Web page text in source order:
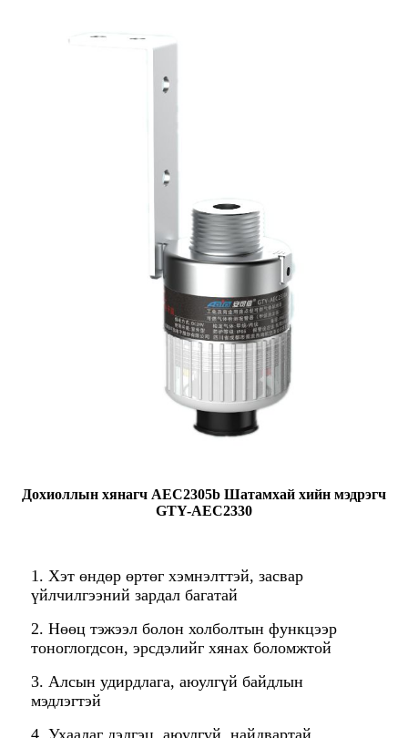
Дохиоллын хянагч AEC2305b Шатамхай хийн мэдрэгч
GTY-AEC2330
1. Хэт өндөр өртөг хэмнэлттэй, засвар
үйлчилгээний зардал багатай
2. Нөөц тэжээл болон холболтын функцээр
тоноглогдсон, эрсдэлийг хянах боломжтой
3. Алсын удирдлага, аюулгүй байдлын
мэдлэгтэй